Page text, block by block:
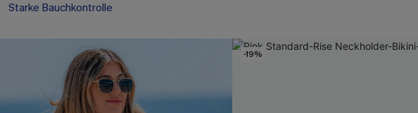
Starke Bauchkontrolle
-19%